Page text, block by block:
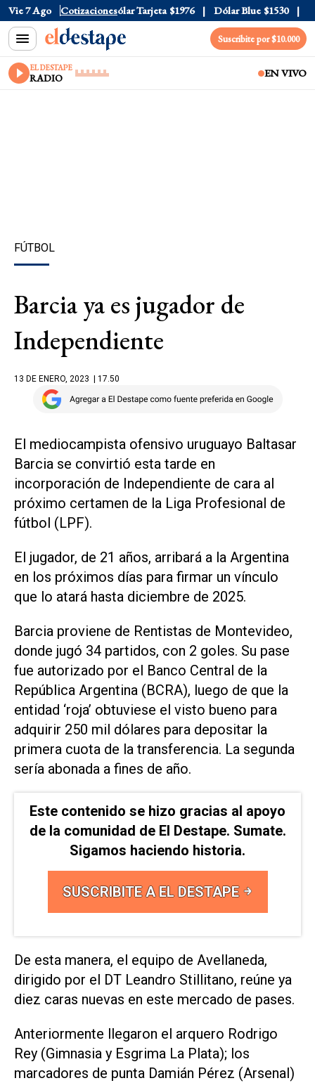
Vie 7 Ago Cotizaciones
Oficial $1520 Dólar Tarjeta $1976 Dólar Blue $1530
Suscribite por $10.000
EL DESTAPE
RADIO EN VIVO
FÚTBOL
Barcia ya es jugador de
Independiente
13 DE ENERO, 2023 | 17.50
El mediocampista ofensivo uruguayo Baltasar
Barcia se convirtió esta tarde en
incorporación de Independiente de cara al
próximo certamen de la Liga Profesional de
fútbol (LPF).
El jugador, de 21 años, arribará a la Argentina
en los próximos días para firmar un vínculo
que lo atará hasta diciembre de 2025.
Barcia proviene de Rentistas de Montevideo,
donde jugó 34 partidos, con 2 goles. Su pase
fue autorizado por el Banco Central de la
República Argentina (BCRA), luego de que la
entidad ‘roja’ obtuviese el visto bueno para
adquirir 250 mil dólares para depositar la
primera cuota de la transferencia. La segunda
sería abonada a fines de año.
Este contenido se hizo gracias al apoyo
de la comunidad de El Destape. Sumate.
Sigamos haciendo historia.
SUSCRIBITE A EL DESTAPE
De esta manera, el equipo de Avellaneda,
dirigido por el DT Leandro Stillitano, reúne ya
diez caras nuevas en este mercado de pases.
Anteriormente llegaron el arquero Rodrigo
Rey (Gimnasia y Esgrima La Plata); los
marcadores de punta Damián Pérez (Arsenal)